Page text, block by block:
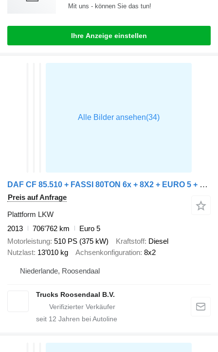
Mit uns - können Sie das tun!
Ihre Anzeige einstellen
DAF CF 85.510 + FASSI 80TON 6x + 8X2 + EURO 5 + REMOTE
Preis auf Anfrage
Plattform LKW
2013
706’762 km
Euro 5
Motorleistung 510 PS (375 kW) Kraftstoff Diesel
Nutzlast 13’010 kg Achsenkonfiguration 8x2
Niederlande, Roosendaal
Trucks Roosendaal B.V.
seit 12 Jahren bei Autoline